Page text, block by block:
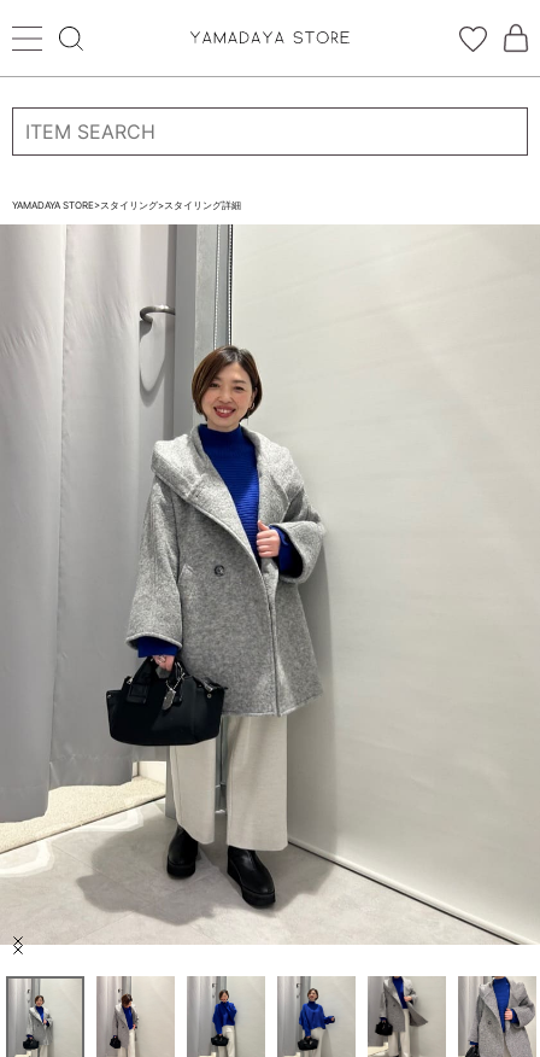
ログイン 新規会員登録
お気に入り
STORE BRAND・LABELから探す
NEWS
ブランド一覧
店舗検索
ご利用ガイド/ヘルプ
YAMADAYA STORE>スタイリング>スタイリング詳細
Item